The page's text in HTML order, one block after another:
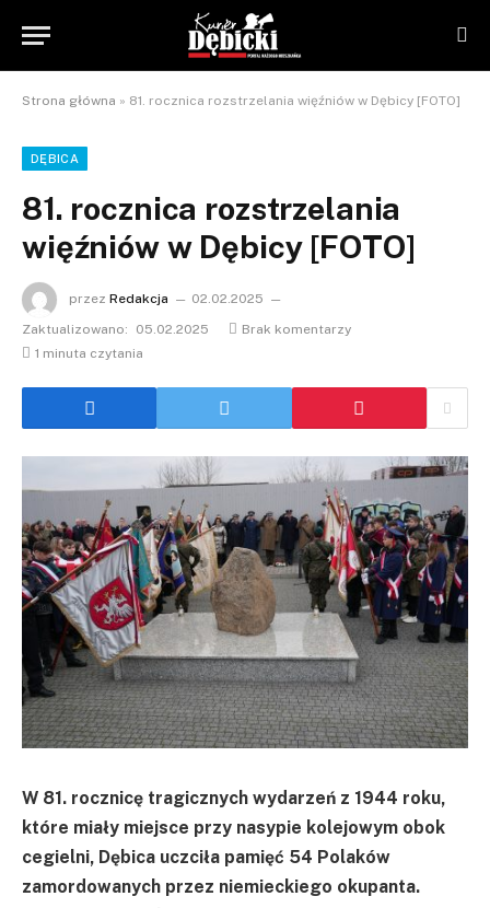
Strona główna » 81. rocznica rozstrzelania więźniów w Dębicy [FOTO]
DĘBICA
81. rocznica rozstrzelania
więźniów w Dębicy [FOTO]
przez Redakcja
02.02.2025
Zaktualizowano:
05.02.2025
Brak komentarzy
1 minuta czytania
W 81. rocznicę tragicznych wydarzeń z 1944 roku,
które miały miejsce przy nasypie kolejowym obok
cegielni, Dębica uczciła pamięć 54 Polaków
zamordowanych przez niemieckiego okupanta.